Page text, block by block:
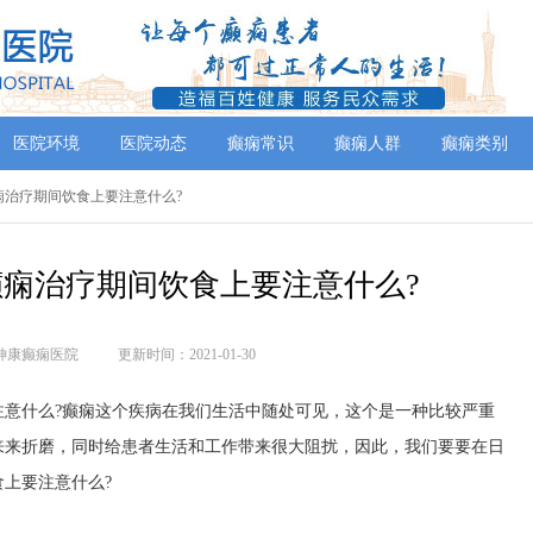
医院环境 医院动态 癫痫常识 癫痫人群 癫痫类别
疗期间饮食上要注意什么?
治疗期间饮食上要注意什么?
康癫痫医院 更新时间：2021-01-30
么?癫痫这个疾病在我们生活中随处可见，这个是一种比较严重
折磨，同时给患者生活和工作带来很大阻扰，因此，我们要要在日
要注意什么?